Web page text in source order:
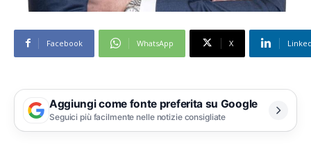
Facebook WhatsApp X
Aggiungi come fonte preferita su Google
Seguici più facilmente nelle notizie consigliate